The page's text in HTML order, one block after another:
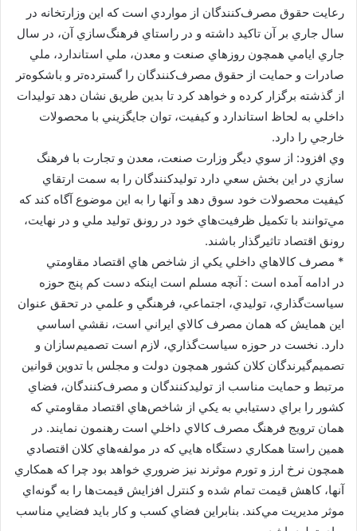
رعايت حقوق مصرف‌كنندگان از مواردي است كه اين وزارتخانه در
سال جاري بر آن تاكيد داشته و در راستاي فرهنگ‌سازي آن، در سال
جاري ايامي همچون روزهاي صنعت و معدن، ملي استاندارد، ملي
صادرات و حمايت از حقوق مصرف‌كنندگان را گسترده‌تر و باشكوه‌تر
از گذشته برگزار كرده و خواهد كرد تا بدين طريق نشان دهد توليدات
داخلي به لحاظ استاندارد و كيفيت، توان جايگزيني با محصولات
خارجي را دارد.
وي افزود: از سوي ديگر وزارت صنعت، معدن و تجارت با فرهنگ
‌سازي در اين بخش سعي دارد توليدكنندگان را به سمت ارتقاي
كيفيت محصولات خود سوق دهد و آنها را به اين موضوع آگاه كند كه
مي‌توانند با تكميل ظرفيت‌هاي خود در رونق توليد ملي و در نهايت،
رونق اقتصاد تاثيرگذار باشند.
* مصرف كالاهاي داخلي يكي از شاخص هاي اقتصاد مقاومتي
در ادامه آمده است : آنچه مسلم است اينكه دست كم پنج حوزه
سياست‌گذاري، توليدي، اجتماعي، فرهنگي و علمي در تحقق عنوان
اين همايش كه همان مصرف كالاي ايراني است، نقشي اساسي
دارد. نخست در حوزه سياست‌گذاري، لازم است تصميم‌سازان و
تصميم‌گيرندگان كلان كشور همچون دولت و مجلس با تدوين قوانين
مرتبط و حمايت مناسب از توليدكنندگان و مصرف‌كنندگان، فضاي
كشور را براي دستيابي به يكي از شاخص‌هاي اقتصاد مقاومتي كه
همان ترويج فرهنگ مصرف كالاي داخلي است رهنمون نمايند. در
همين راستا همكاري دستگاه هايي كه در مولفه‌هاي كلان اقتصادي
همچون نرخ ارز و تورم موثرند نيز ضروري خواهد بود چرا كه همكاري
آنها، كاهش قيمت تمام شده و كنترل افزايش قيمت‌ها را به گونه‌اي
موثر مديريت مي‌كند. بنابراين فضاي كسب و كار بايد فضايي مناسب